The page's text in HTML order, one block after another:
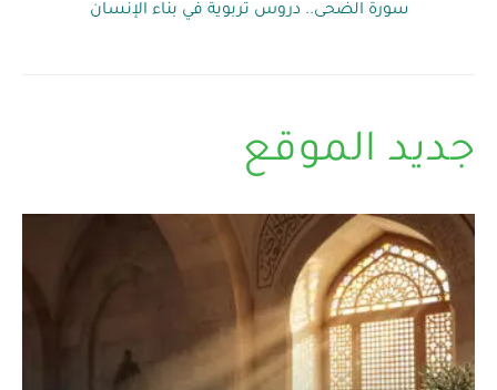
سورة الضحى.. دروس تربوية في بناء الإنسان
جديد الموقع